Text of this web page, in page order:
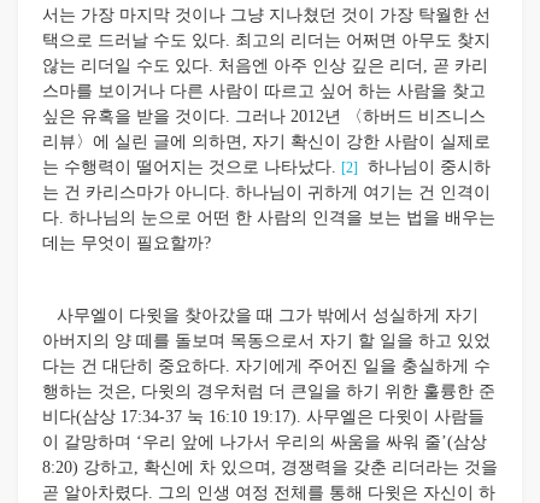
서는 가장 마지막 것이나 그냥 지나쳤던 것이 가장 탁월한 선
택으로 드러날 수도 있다. 최고의 리더는 어쩌면 아무도 찾지
않는 리더일 수도 있다. 처음엔 아주 인상 깊은 리더, 곧 카리
스마를 보이거나 다른 사람이 따르고 싶어 하는 사람을 찾고
싶은 유혹을 받을 것이다. 그러나 2012년 〈하버드 비즈니스
리뷰〉에 실린 글에 의하면, 자기 확신이 강한 사람이 실제로
는 수행력이 떨어지는 것으로 나타났다. [2]
하나님이 중시하
는 건 카리스마가 아니다. 하나님이 귀하게 여기는 건 인격이
다. 하나님의 눈으로 어떤 한 사람의 인격을 보는 법을 배우는
데는 무엇이 필요할까?
사무엘이 다윗을 찾아갔을 때 그가 밖에서 성실하게 자기
아버지의 양 떼를 돌보며 목동으로서 자기 할 일을 하고 있었
다는 건 대단히 중요하다. 자기에게 주어진 일을 충실하게 수
행하는 것은, 다윗의 경우처럼 더 큰일을 하기 위한 훌륭한 준
비다(삼상 17:34-37 눅 16:10 19:17). 사무엘은 다윗이 사람들
이 갈망하며 ‘우리 앞에 나가서 우리의 싸움을 싸워 줄’(삼상
8:20) 강하고, 확신에 차 있으며, 경쟁력을 갖춘 리더라는 것을
곧 알아차렸다. 그의 인생 여정 전체를 통해 다윗은 자신이 하